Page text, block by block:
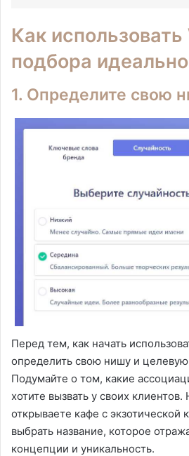
Как
подбора
1. Определите свою
Перед тем, как начать
определить свою нишу и
Подумайте о том, какие
хотите вызвать у своих
открываете кафе с экзотической
выбрать название, которое
концепции и уникальность.